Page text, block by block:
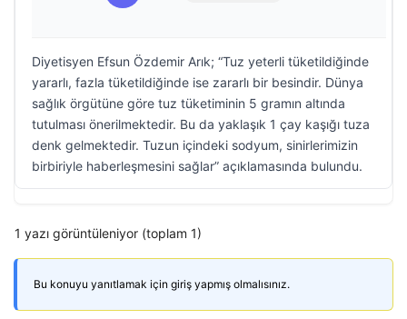
Diyetisyen Efsun Özdemir Arık; “Tuz yeterli tüketildiğinde
yararlı, fazla tüketildiğinde ise zararlı bir besindir. Dünya
sağlık örgütüne göre tuz tüketiminin 5 gramın altında
tutulması önerilmektedir. Bu da yaklaşık 1 çay kaşığı tuza
denk gelmektedir. Tuzun içindeki sodyum, sinirlerimizin
birbiriyle haberleşmesini sağlar” açıklamasında bulundu.
1 yazı görüntüleniyor (toplam 1)
Bu konuyu yanıtlamak için giriş yapmış olmalısınız.